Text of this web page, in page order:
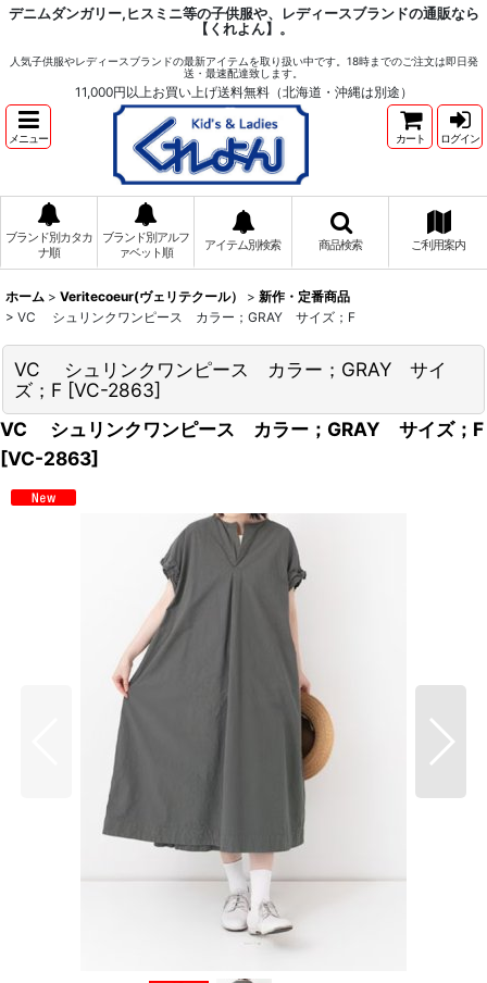
デニムダンガリー,ヒスミニ等の子供服や、レディースブランドの通販なら
【くれよん】。
人気子供服やレディースブランドの最新アイテムを取り扱い中です。18時までのご注文は即日発
送・最速配達致します。
11,000円以上お買い上げ送料無料（北海道・沖縄は別途）
メニュー カート ログイン
ブランド別カタカ
ナ順
ブランド別アルフ
ァベット順
アイテム別検索 商品検索 ご利用案内
ホーム > Veritecoeur(ヴェリテクール） > 新作・定番商品
> VC シュリンクワンピース カラー；GRAY サイズ；F
VC シュリンクワンピース カラー；GRAY サイ
ズ；F [VC-2863]
VC シュリンクワンピース カラー；GRAY サイズ；F
[VC-2863]